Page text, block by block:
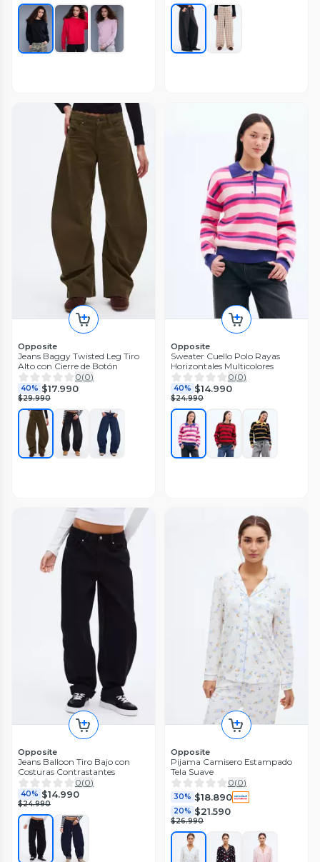
Opposite
Jeans Baggy Twisted Leg Tiro
Alto con Cierre de Botón
0(0)
40% $17.990
$29.990
Opposite
Sweater Cuello Polo Rayas
Horizontales Multicolores
0(0)
40% $14.990
$24.990
Opposite
Jeans Balloon Tiro Bajo con
Costuras Contrastantes
0(0)
40% $14.990
$24.990
Opposite
Pijama Camisero Estampado
Tela Suave
0(0)
30% $18.890
20% $21.590
$26.990